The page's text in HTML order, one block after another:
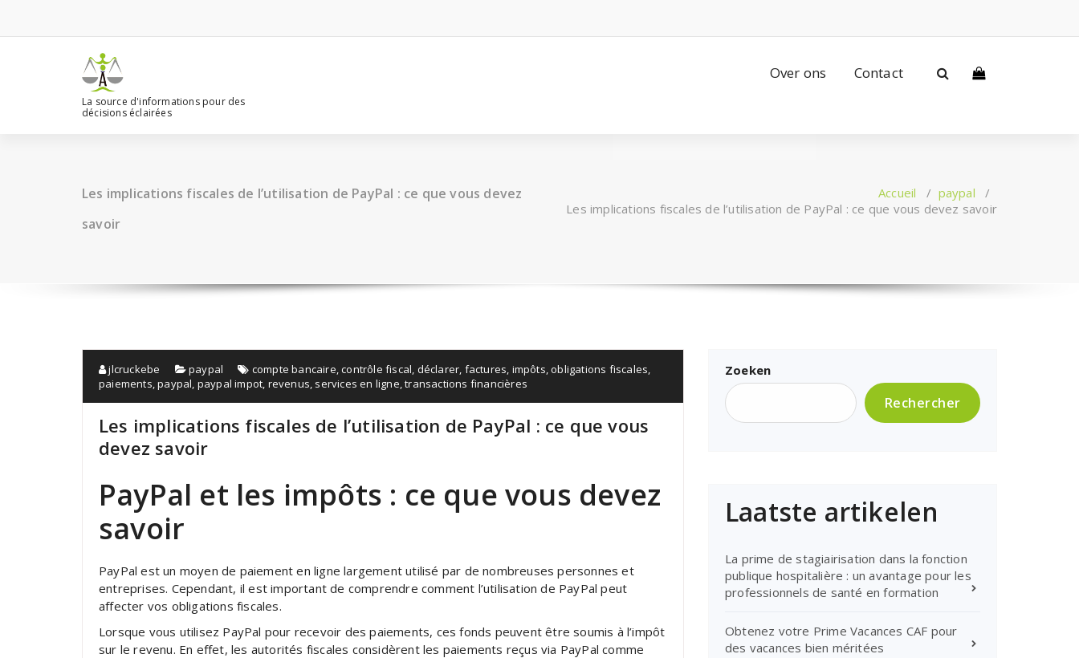
contenu
La source d'informations pour des
décisions éclairées
Over ons Contact
Les implications fiscales de l’utilisation de PayPal : ce que vous devez
savoir
Accueil / paypal /
Les implications fiscales de l’utilisation de PayPal : ce que vous devez savoir
jlcruckebe paypal compte bancaire,contrôle fiscal, déclarer, factures, impôts,obligations fiscales,
paiements,paypal, paypal impot, revenus, services en ligne,transactions financières
Les implications fiscales de l’utilisation de PayPal : ce que vous
devez savoir
PayPal et les impôts : ce que vous devez
savoir
PayPal est un moyen de paiement en ligne largement utilisé par de nombreuses personnes et
entreprises. Cependant, il est important de comprendre comment l’utilisation de PayPal peut
affecter vos obligations fiscales.
Lorsque vous utilisez PayPal pour recevoir des paiements, ces fonds peuvent être soumis à l’impôt
sur le revenu. En effet, les autorités fiscales considèrent les paiements reçus via PayPal comme
Zoeken
Rechercher
Laatste artikelen
La prime de stagiairisation dans la fonction
publique hospitalière : un avantage pour les
professionnels de santé en formation
Obtenez votre Prime Vacances CAF pour
des vacances bien méritées